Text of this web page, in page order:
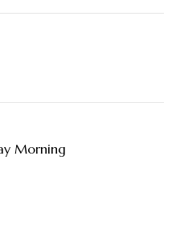
Morning